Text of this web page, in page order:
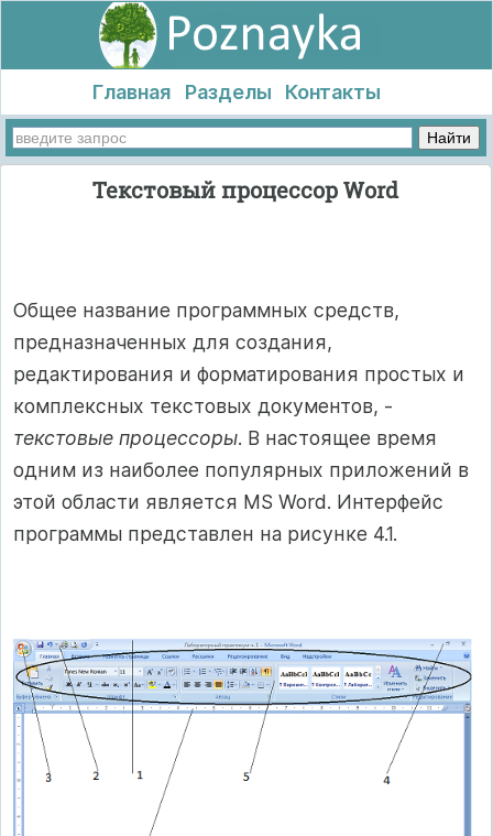
Главная Разделы Контакты
Текстовый процессор Word
Общее название программных средств,
предназначенных для создания,
редактирования и форматирования простых и
комплексных текстовых документов, -
текстовые процессоры. В настоящее время
одним из наиболее популярных приложений в
этой области является MS Word. Интерфейс
программы представлен на рисунке 4.1.